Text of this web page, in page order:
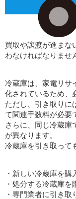
買取や譲渡が進まな
わなければなりませ
冷蔵庫は、家電リサ
化されているため、
ただし、引き取りに
て関連手数料が必要
さらに、同じ冷蔵庫
が異なります。
冷蔵庫を引き取って
・新しい冷蔵庫を
・処分する冷蔵庫
・専門業者に引き取